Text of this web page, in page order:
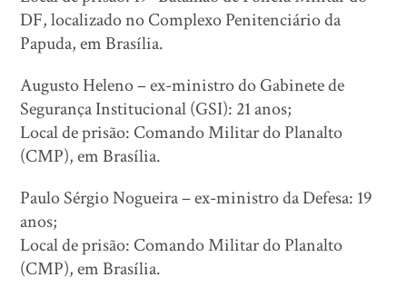
DF, localizado no Complexo Penitenciário da
Papuda, em Brasília.
Augusto Heleno – ex-ministro do Gabinete de
Segurança Institucional (GSI): 21 anos;
Local de prisão: Comando Militar do Planalto
(CMP), em Brasília.
Paulo Sérgio Nogueira – ex-ministro da Defesa: 19
anos;
Local de prisão: Comando Militar do Planalto
(CMP), em Brasília.